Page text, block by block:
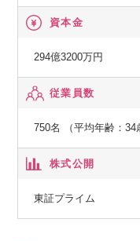
資本金
294億3200万円
従業員数
750名 （平均年齢：34
株式公開
東証プライム